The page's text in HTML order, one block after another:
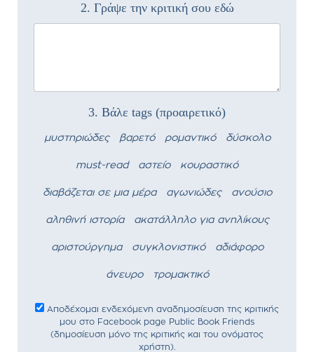
2. Γράψε την κριτική σου εδώ
3. Βάλε tags (προαιρετικό)
μυστηριώδες βαρετό ρομαντικό δύσκολο
must-read αστείο κουραστικό
διαβάζεται σε μια μέρα αγωνιώδες ανούσιο
αληθινή ιστορία ακατάλληλο για ανηλίκους
αριστούργημα συγκλονιστικό αδιάφορο
άνευρο τρομακτικό
Αποδέχομαι ενδεχόμενη αναδημοσίευση της κριτικής
μου στο Facebook page Public Book Friends
(δημοσίευση μόνο της κριτικής και του ονόματος
χρήστη).